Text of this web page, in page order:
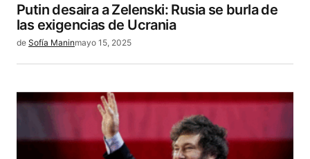
Putin desaira a Zelenski: Rusia se burla de
las exigencias de Ucrania
de Sofía Maninmayo 15, 2025